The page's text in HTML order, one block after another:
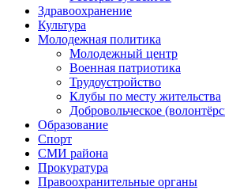
Здравоохранение
Культура
Молодежная политика
Молодежный центр
Военная патриотика
Трудоустройство
Клубы по месту жительства
Добровольческое
Образование
Спорт
СМИ района
Прокуратура
Правоохранительные органы